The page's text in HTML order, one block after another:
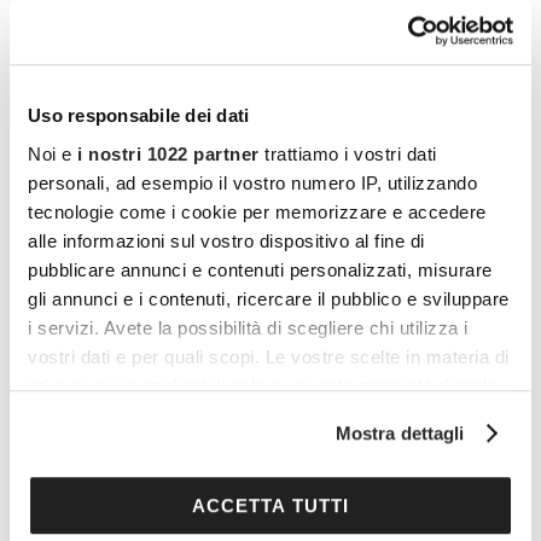
Uso responsabile dei dati
Noi e i nostri 1022 partner trattiamo i vostri dati
personali, ad esempio il vostro numero IP, utilizzando
tecnologie come i cookie per memorizzare e accedere
alle informazioni sul vostro dispositivo al fine di
pubblicare annunci e contenuti personalizzati, misurare
gli annunci e i contenuti, ricercare il pubblico e sviluppare
i servizi. Avete la possibilità di scegliere chi utilizza i
vostri dati e per quali scopi. Le vostre scelte in materia di
privacy sono applicabili solo su questa proprietà digitale
modificare o revocare il proprio consenso in qualsiasi
momento dalla Dichiarazione sui cookie o facendo clic
sull'icona di attivazione della privacy.
Mostra dettagli
ACCETTA TUTTI
unghie tridimensionali, le
unghie dorate, quelle completamenteopache
e quelle che di colori non ne vogliono sapere e
raffinatissima. Le unghie diventano gioielli da
sfoggiare, sia che siano coloratissime, sia che
siano semplici e corte: non fa differenza
perché, quando una tendenza si sposa con la
propria persona, tutto è lecito, tutto diventa
parte integrante dello stile, unico e
consapevole.
Vuoi commentare l’articolo? Iscriviti
alla community e partecipa alla